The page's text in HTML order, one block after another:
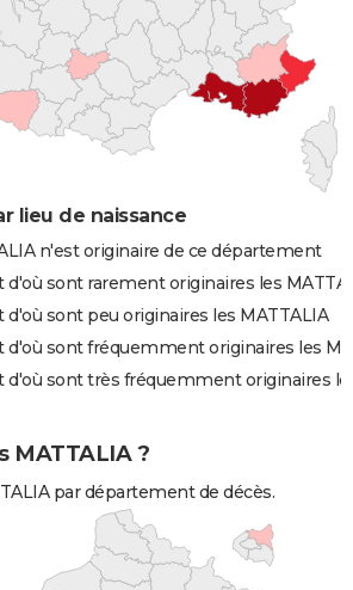
lieu de naissance
n'est originaire de ce département
sont rarement originaires les
sont peu originaires les MATTALIA
sont fréquemment originaires les
sont très fréquemment originaires
MATTALIA ?
par département de décès.